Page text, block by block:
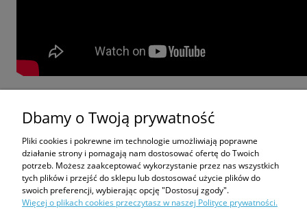
Bezpieczeństwo
Producent
FAKRO sp. z o.o.
Dbamy o Twoją prywatność
Pliki cookies i pokrewne im technologie umożliwiają poprawne
działanie strony i pomagają nam dostosować ofertę do Twoich
potrzeb. Możesz zaakceptować wykorzystanie przez nas wszystkich
tych plików i przejść do sklepu lub dostosować użycie plików do
swoich preferencji, wybierając opcję "Dostosuj zgody".
Więcej o plikach cookies przeczytasz w naszej Polityce prywatności.